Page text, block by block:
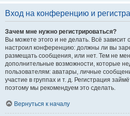
Вход на конференцию и
Зачем мне нужно регистрироваться?
Вы можете этого и не делать. Всё зависит
настроил конференцию: должны ли вы
размещать сообщения, или нет. Тем не
дополнительные возможности, которые
пользователям: аватары, личные
участие в группах и т. д. Регистрация
поэтому мы рекомендуем это сделать.
Вернуться к началу